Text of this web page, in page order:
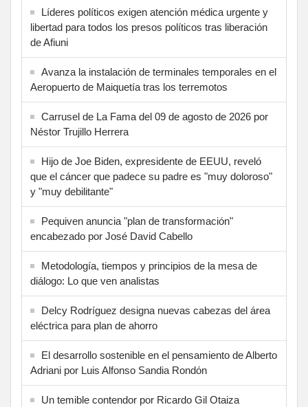
Líderes políticos exigen atención médica urgente y
libertad para todos los presos políticos tras liberación
de Afiuni
Avanza la instalación de terminales temporales en el
Aeropuerto de Maiquetía tras los terremotos
Carrusel de La Fama del 09 de agosto de 2026 por
Néstor Trujillo Herrera
Hijo de Joe Biden, expresidente de EEUU, reveló
que el cáncer que padece su padre es "muy doloroso"
y "muy debilitante"
Pequiven anuncia "plan de transformación"
encabezado por José David Cabello
Metodología, tiempos y principios de la mesa de
diálogo: Lo que ven analistas
Delcy Rodríguez designa nuevas cabezas del área
eléctrica para plan de ahorro
El desarrollo sostenible en el pensamiento de Alberto
Adriani por Luis Alfonso Sandia Rondón
Un temible contendor por Ricardo Gil Otaiza